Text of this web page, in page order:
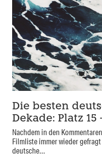
Die besten
Dekade: Platz 15
Nachdem in den
Filmliste immer wieder
deutsche...